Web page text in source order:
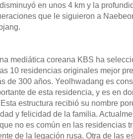
en unos 4 km y la
que le siguieron a
mediática coreana KBS ha
10 residencias originales mejor
de 300 años. Yeolhwadang es
de esta residencia, y es en
estructura recibió su nombre
y felicidad de la familia.
no es común en las residencias
de la legación rusa. Otra de las